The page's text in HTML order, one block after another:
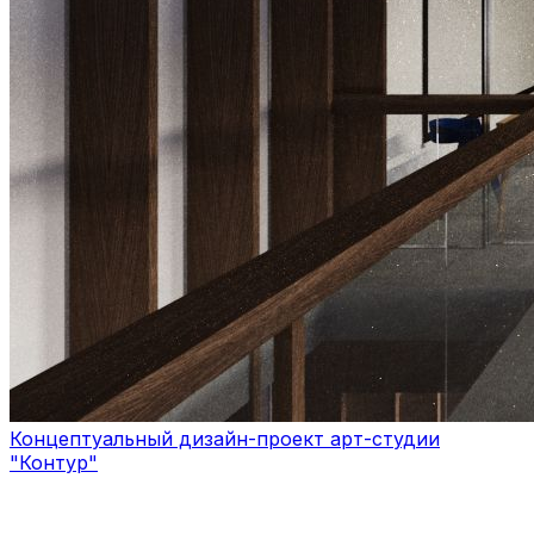
Концептуальный дизайн-проект арт-студии
"Контур"